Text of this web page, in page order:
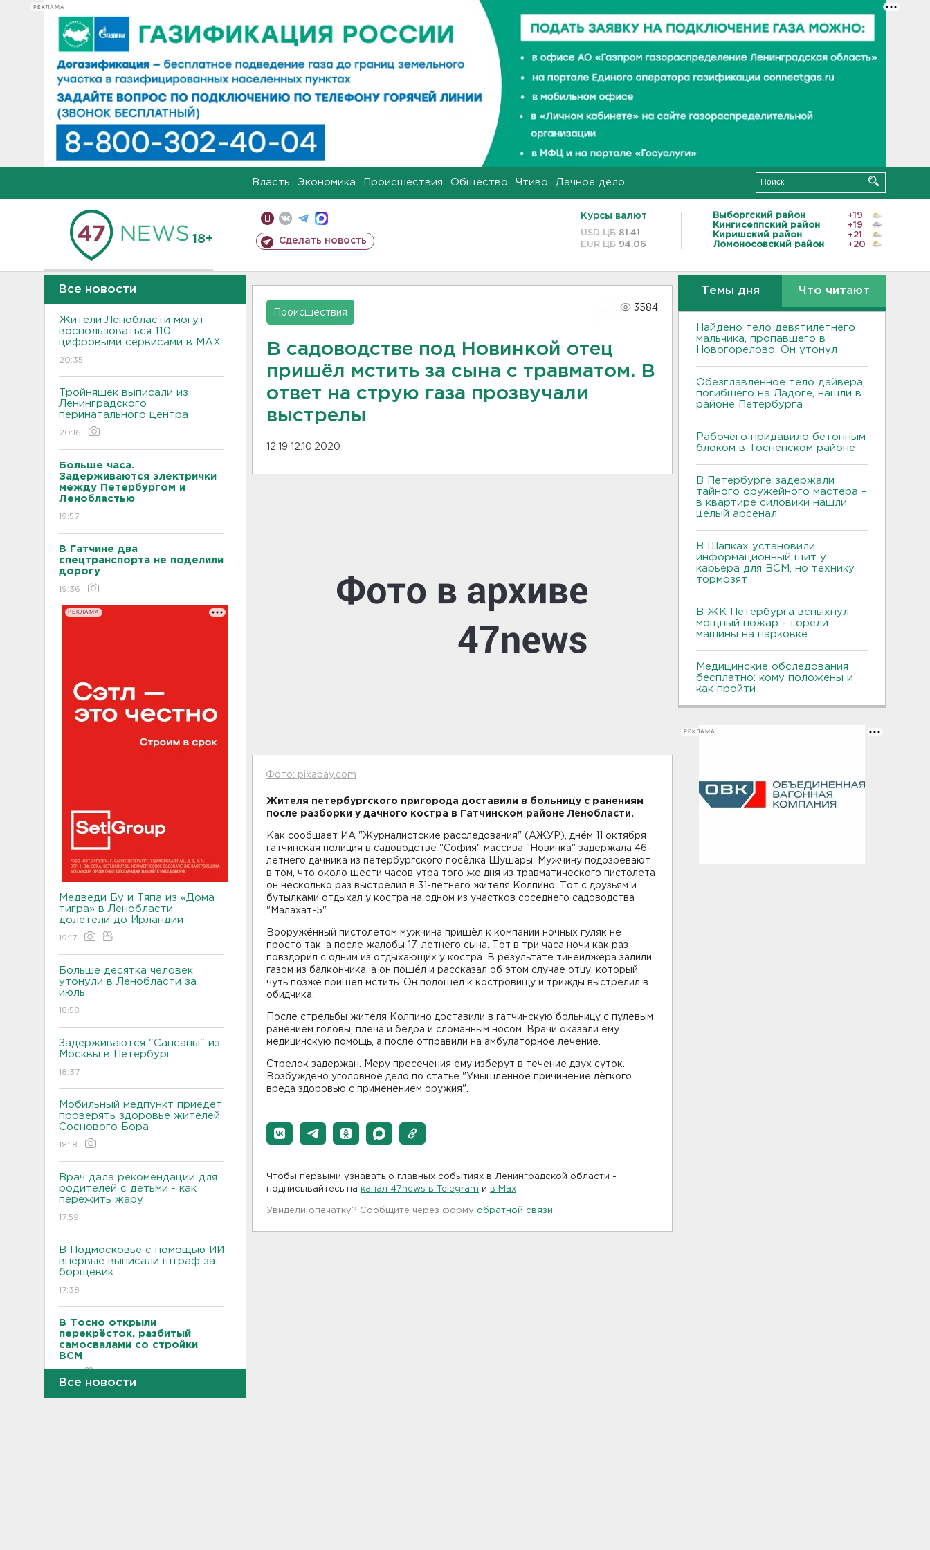
РЕКЛАМА
Власть Экономика Происшествия Общество Чтиво Дачное дело
18+ Сделать новость
Курсы валют
USD ЦБ 81.41
EUR ЦБ 94.06
Выборгский район
+19
Кингисеппский район
+19
Киришский район
+21
Ломоносовский район
+20
Все новости
Жители Ленобласти могут
воспользоваться 110
цифровыми сервисами в МАХ
20:35
Тройняшек выписали из
Ленинградского
перинатального центра
20:16
Больше часа.
Задерживаются электрички
между Петербургом и
Ленобластью
19:57
В Гатчине два
спецтранспорта не поделили
дорогу
19:36
РЕКЛАМА
Медведи Бу и Тяпа из «Дома
тигра» в Ленобласти
долетели до Ирландии
19:17
Больше десятка человек
утонули в Ленобласти за
июль
18:58
Задерживаются "Сапсаны" из
Москвы в Петербург
18:37
Мобильный медпункт приедет
проверять здоровье жителей
Соснового Бора
18:18
Врач дала рекомендации для
родителей с детьми - как
пережить жару
17:59
В Подмосковье с помощью ИИ
впервые выписали штраф за
борщевик
17:38
В Тосно открыли
перекрёсток, разбитый
самосвалами со стройки
ВСМ
Все новости
Происшествия
3584
В садоводстве под Новинкой отец
пришёл мстить за сына с травматом. В
ответ на струю газа прозвучали
выстрелы
12:19 12.10.2020
Фото: pixabay.com
Жителя петербургского пригорода доставили в больницу с ранениям
после разборки у дачного костра в Гатчинском районе Ленобласти.
Как сообщает ИА "Журналистские расследования" (АЖУР), днём 11 октября
гатчинская полиция в садоводстве "София" массива "Новинка" задержала 46-
летнего дачника из петербургского посёлка Шушары. Мужчину подозревают
в том, что около шести часов утра того же дня из травматического пистолета
он несколько раз выстрелил в 31-летнего жителя Колпино. Тот с друзьям и
бутылками отдыхал у костра на одном из участков соседнего садоводства
"Малахат-5".
Вооружённый пистолетом мужчина пришёл к компании ночных гуляк не
просто так, а после жалобы 17-летнего сына. Тот в три часа ночи как раз
повздорил с одним из отдыхающих у костра. В результате тинейджера залили
газом из балкончика, а он пошёл и рассказал об этом случае отцу, который
чуть позже пришёл мстить. Он подошел к костровищу и трижды выстрелил в
обидчика.
После стрельбы жителя Колпино доставили в гатчинскую больницу с пулевым
ранением головы, плеча и бедра и сломанным носом. Врачи оказали ему
медицинскую помощь, а после отправили на амбулаторное лечение.
Стрелок задержан. Меру пресечения ему изберут в течение двух суток.
Возбуждено уголовное дело по статье "Умышленное причинение лёгкого
вреда здоровью с применением оружия".
Чтобы первыми узнавать о главных событиях в Ленинградской области -
подписывайтесь на канал 47news в Telegram и в Maх
Увидели опечатку? Сообщите через форму обратной связи
Темы дня Что читают
Найдено тело девятилетнего
мальчика, пропавшего в
Новогорелово. Он утонул
Обезглавленное тело дайвера,
погибшего на Ладоге, нашли в
районе Петербурга
Рабочего придавило бетонным
блоком в Тосненском районе
В Петербурге задержали
тайного оружейного мастера –
в квартире силовики нашли
целый арсенал
В Шапках установили
информационный щит у
карьера для ВСМ, но технику
тормозят
В ЖК Петербурга вспыхнул
мощный пожар – горели
машины на парковке
Медицинские обследования
бесплатно: кому положены и
как пройти
РЕКЛАМА